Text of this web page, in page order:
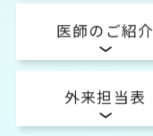
医師のご紹介
外来担当表